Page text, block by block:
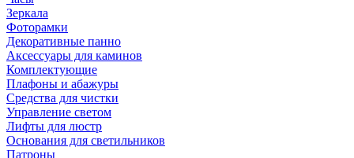
Зеркала
Фоторамки
Декоративные панно
Аксессуары для каминов
Комплектующие
Плафоны и абажуры
Средства для чистки
Управление светом
Лифты для люстр
Основания для светильников
Патроны